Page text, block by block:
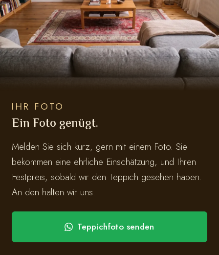
IHR FOTO
Ein Foto genügt.
Melden Sie sich kurz, gern mit einem Foto. Sie
bekommen eine ehrliche Einschätzung, und Ihren
Festpreis, sobald wir den Teppich gesehen haben.
An den halten wir uns.
Teppichfoto senden